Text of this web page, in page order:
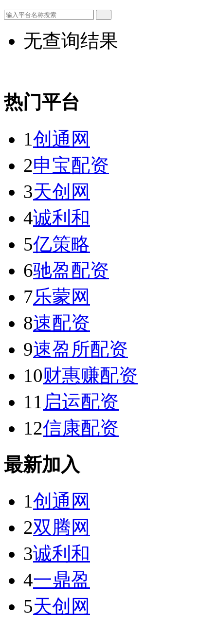
无查询结果
热门平台
1创通网
2申宝配资
3天创网
4诚利和
5亿策略
6驰盈配资
7乐蒙网
8速配资
9速盈所配资
10财惠赚配资
11 启运配资
12信康配资
最新加入
1创通网
2双腾网
3诚利和
4一鼎盈
5天创网